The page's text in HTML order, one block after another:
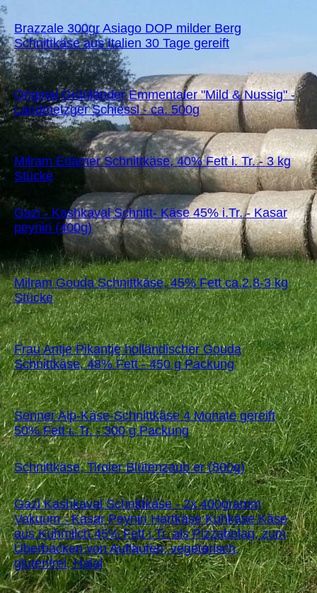
Brazzale 300gr Asiago DOP milder Berg
Schnittkäse aus Italien 30 Tage gereift
Original Grünländer Emmentaler "Mild & Nussig" -
Landmetzger Schiessl - ca. 500g
Milram Edamer Schnittkäse, 40% Fett i. Tr. - 3 kg
Stücke
Gazi - Kashkaval Schnitt- Käse 45% i.Tr. - Kasar
peyniri (400g)
Milram Gouda Schnittkäse, 45% Fett ca.2,8-3 kg
Stücke
Frau Antje Pikantje holländischer Gouda
Schnittkäse, 48% Fett - 450 g Packung
Senner Alp-Käse-Schnittkäse 4 Monate gereift
50% Fett i. Tr. - 300 g Packung
Schnittkäse, Tiroler Blütenzaub er (800g)
Gazi Kashkaval Schnittkäse - 2x 400gramm
Vakuum - Kasar Peyniri Hartkäse Kuhkäse Käse
aus Kuhmilch 45% Fett i.Tr. als Pizzabelag, zum
Überbacken von Aufläufen, vegetarisch,
glutenfrei, Halal